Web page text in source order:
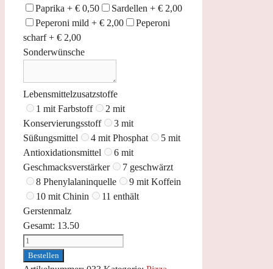
Paprika + € 0,50 Sardellen + € 2,00
Peperoni mild + € 2,00
Peperoni
scharf + € 2,00
Sonderwünsche
Lebensmittelzusatzstoffe
1 mit Farbstoff
2 mit
Konservierungsstoff
3 mit
Süßungsmittel
4 mit Phosphat
5 mit
Antioxidationsmittel
6 mit
Geschmacksverstärker
7 geschwärzt
8 Phenylalaninquelle
9 mit Koffein
10 mit Chinin
11 enthält
Gerstenmalz
Gesamt: 13.50
Pizza
Arberesh
Bestellen